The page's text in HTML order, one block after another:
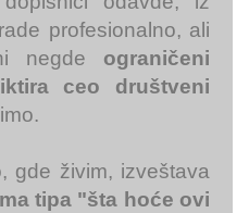
profesionalno, ali
negde ograničeni
ceo društveni
gde živim, izveštava
tipa "šta hoće ovi